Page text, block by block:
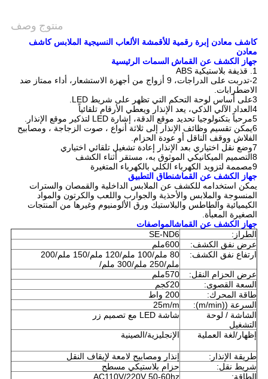
منتوج وصف
كاشف معادن إبرة رقمية للأقمشة الألعاب النسيجية الملابس كاشف
معادن
جهاز الكشف عن القماش السمات الرئيسية
1. قذيفة بلاستيكية ABS
2-تدربت على الدراجات، 9 أزواج من أجهزة الاستشعار، أداء ممتاز ضد
الاضطرابات.
3على أساس لوحة التحكم التي تظهر على شريط LED.
4العداد الآلي الذكي، يعد الإنذار ويعطي الأرقام تلقائياً
5مرحباً بتكنولوجيا تحديد موقع الدقة، إشارة LED لتذكير موقع الإنذار.
6يمكن تقسيم وظائف الإنذار إلى ثلاثة أنواع ، صوت الزجاجة ، ومصابيح
الفلاش ووقف الناقل أو عودة الحزام.
7وضع نقل اختياري بعد الإنذار إعادة تشغيل تلقائي اختياري
8التصميم الميكانيكي الموثوق به، مستقر أثناء الكشف
9مصممة لتزويد الكهرباء الكلي بالكهرباء المتغيرة
جهاز الكشف عن القماشنطاق التطبيق
يمكن استخدامه للكشف عن الملابس الداخلية والقمصان والسترات
المنسوجة والملابس والأحذية والجوارب واللعب والكرتون والمواد
الكيميائية والطاطس والبلاستيك ورق الألومنيوم وغيرها من المنتجات
الصغيرة المعبأة.
جهاز الكشف عن القماشالمواصفات
الطراز:
SE-ND6
عرض نفق الكشف:
600ملم
ارتفاع نفق الكشف:
80 ملم/100 ملم/120 ملم/150 ملم/200
ملم/250 ملم/300 ملم/
عرض الحزام النقل:
570ملم
السعة القصوى:
20كجم
طاقة المحرك:
200 واط
السرعة ((m/min):
25m/m
الشاشة / لوحة
التشغيل
شاشة LED مع تصميم زر
إظهار/لغة العملية الإنجليزية/الصينية
طريقة الإنذار:
إنذار ومصابيح لامعة لإيقاف النقل
شريط نقل:
حزام بلاستيكي مسطح
الطاقة:
AC110V/220V 50-60hz